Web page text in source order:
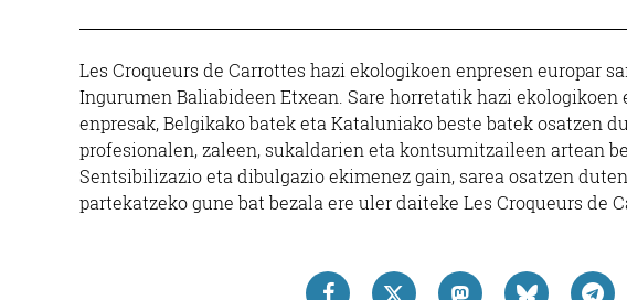
Les Croqueurs de Carrottes hazi ekologikoen enpresen europar
Ingurumen Baliabideen Etxean. Sare horretatik hazi
enpresak, Belgikako batek eta Kataluniako beste batek osatzen
profesionalen, zaleen, sukaldarien eta kontsumitzaileen artean
Sentsibilizazio eta dibulgazio ekimenez gain, sarea osatzen
partekatzeko gune bat bezala ere uler daiteke Les Croqueurs de